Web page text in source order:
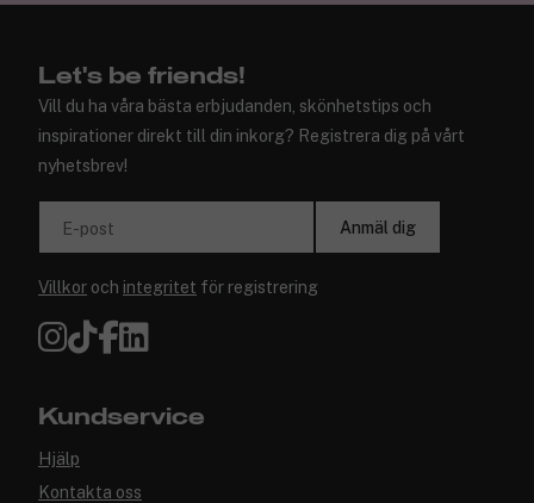
Let's be friends!
Vill du ha våra bästa erbjudanden, skönhetstips och
inspirationer direkt till din inkorg? Registrera dig på vårt
nyhetsbrev!
E-post Anmäl dig
Villkor och integritet för registrering
Kundservice
Hjälp
Kontakta oss